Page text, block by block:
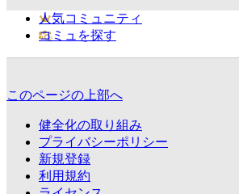
人気コミュニティ
コミュを探す
このページの上部へ
健全化の取り組み
プライバシーポリシー
新規登録
利用規約